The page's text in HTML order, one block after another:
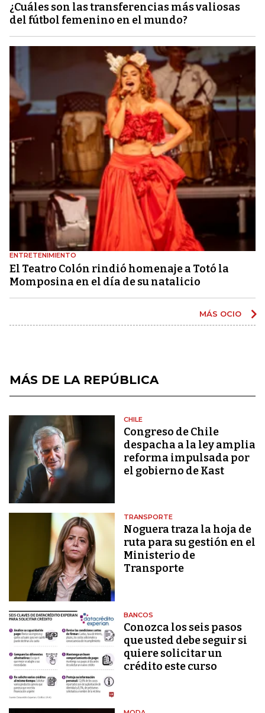
¿Cuáles son las transferencias más valiosas
del fútbol femenino en el mundo?
ENTRETENIMIENTO
El Teatro Colón rindió homenaje a Totó la
Momposina en el día de su natalicio
MÁS OCIO
MÁS DE LA REPÚBLICA
CHILE
Congreso de Chile
despacha a la ley amplia
reforma impulsada por
el gobierno de Kast
TRANSPORTE
Noguera traza la hoja de
ruta para su gestión en el
Ministerio de
Transporte
BANCOS
Conozca los seis pasos
que usted debe seguir si
quiere solicitar un
crédito este curso